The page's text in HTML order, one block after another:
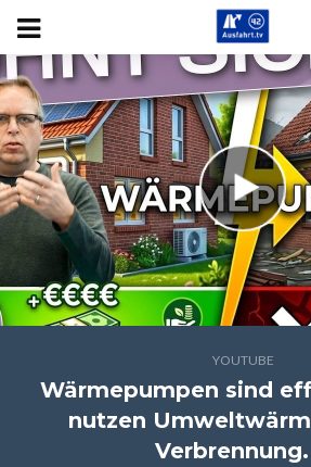
YOUTUBE
Wärmepumpen sind
nutzen
Verbrennung.